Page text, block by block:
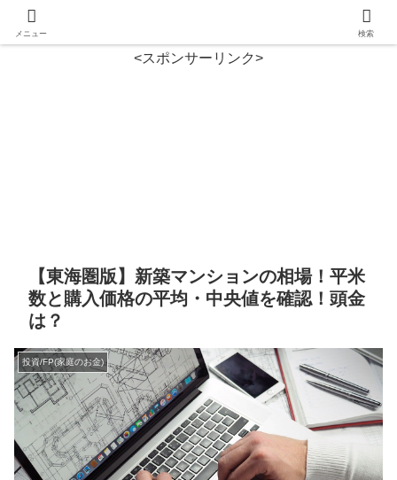
<スポンサーリンク>
【東海圏版】新築マンションの相場！平米
数と購入価格の平均・中央値を確認！頭金
は？
投資/FP(家庭のお金)
メニュー 検索